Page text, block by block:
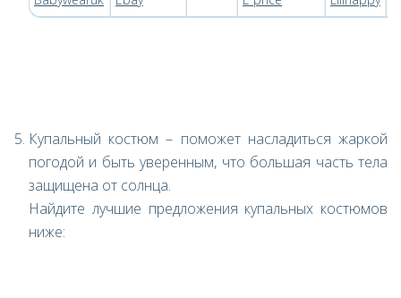
Купальный костюм – поможет насладиться жаркой
погодой и быть уверенным, что большая часть тела
защищена от солнца.
Найдите лучшие предложения купальных костюмов
ниже: